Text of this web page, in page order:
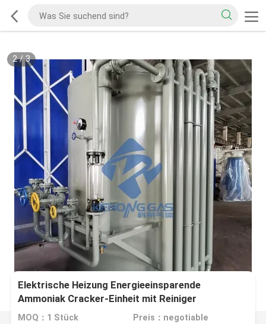
2/3
Elektrische Heizung Energieeinsparende
Ammoniak Cracker-Einheit mit Reiniger
MOQ：1 Stück Preis：negotiable